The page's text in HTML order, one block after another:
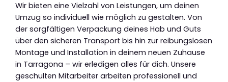
Wir bieten eine Vielzahl von Leistungen, um deinen
Umzug so individuell wie möglich zu gestalten. Von
der sorgfältigen Verpackung deines Hab und Guts
über den sicheren Transport bis hin zur reibungslosen
Montage und Installation in deinem neuen Zuhause
in Tarragona – wir erledigen alles für dich. Unsere
geschulten Mitarbeiter arbeiten professionell und